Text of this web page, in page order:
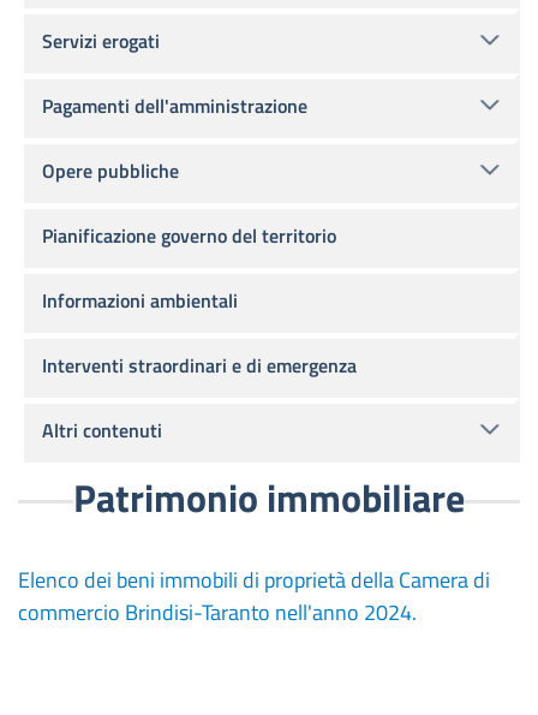
Patrimonio immobiliare
Elenco dei beni immobili di proprietà della Camera di
commercio Brindisi-Taranto nell'anno 2024.
Servizi erogati
Pagamenti dell'amministrazione
Opere pubbliche
Pianificazione governo del territorio
Informazioni ambientali
Interventi straordinari e di emergenza
Altri contenuti